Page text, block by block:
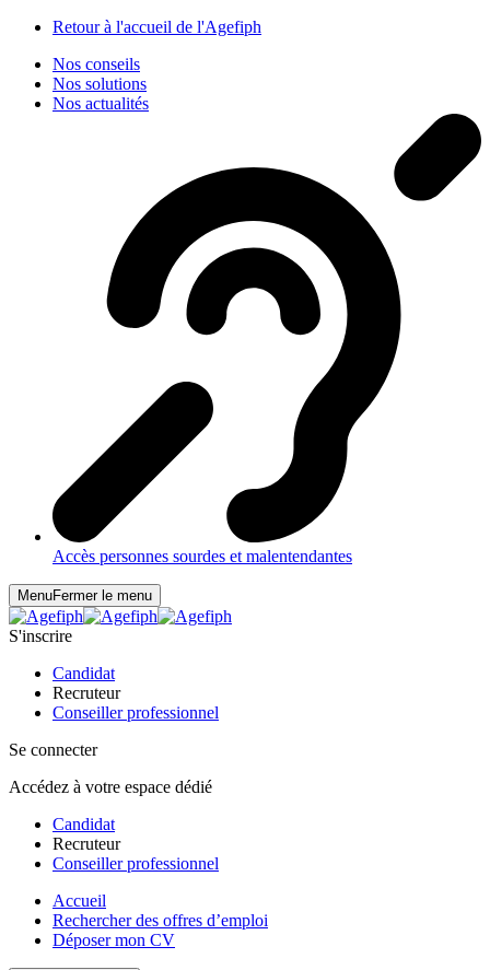
Retour à l'accueil de l'Agefiph
Nos conseils
Nos solutions
Nos actualités
Accès personnes sourdes et malentendantes
MenuFermer le menu
S'inscrire
Candidat
Recruteur
Conseiller professionnel
Se connecter
Accédez à votre espace dédié
Candidat
Recruteur
Conseiller professionnel
Accueil
Rechercher des offres d’emploi
Déposer mon CV